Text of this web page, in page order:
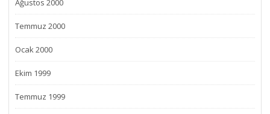
Ağustos 2000
Temmuz 2000
Ocak 2000
Ekim 1999
Temmuz 1999